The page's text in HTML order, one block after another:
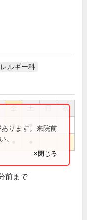
ルギー科
祝
●
ります。来院前
。
×閉じる
前まで